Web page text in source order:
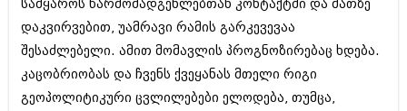
სამყაროს წარმომადგენლებთან კონტაქტში და მათზე
დაკვირვებით, უამრავი რამის გარკევევაა
შესაძლებელი. ამით მომავლის პროგნოზირებაც ხდება.
კაცობრიობას და ჩვენს ქვეყანას მთელი რიგი
გეოპოლიტიკური ცვლილებები ელოდება, თუმცა,